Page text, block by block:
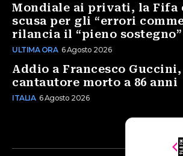
Mondiale ai privati, la Fifa
scusa per gli “errori
rilancia il “pieno
ULTIMA ORA 6 Agosto 2026
Addio a Francesco
cantautore morto a 86 anni
ITALIA 6 Agosto 2026